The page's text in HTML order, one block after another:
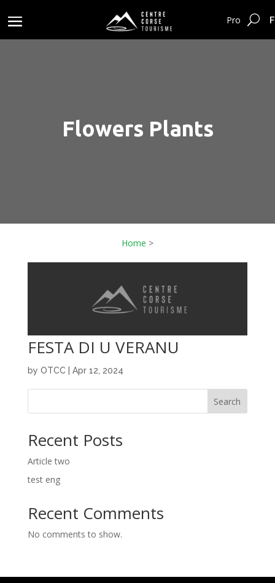
Pro
Flowers Plants
Home >
FESTA DI U VERANU
by OTCC| Apr 12, 2024
Search
Recent Posts
Article two
test eng
Recent Comments
No comments to show.